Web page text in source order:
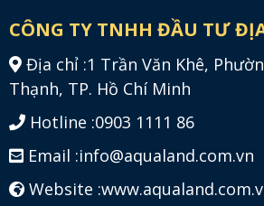
CÔNG TY TNHH ĐẦU TƯ
Địa chỉ :1 Trần Văn Khê,
Thạnh, TP. Hồ Chí Minh
Hotline :0903 1111 86
Email :info@aqualand.com.vn
Website :